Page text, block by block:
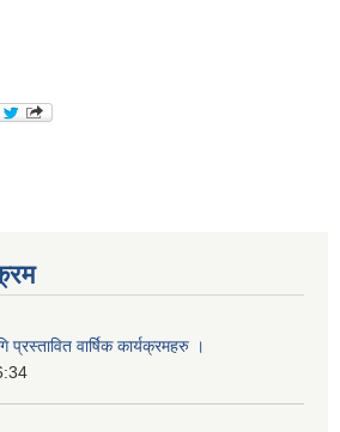
वार्षिक कार्यक्रमहरु ।